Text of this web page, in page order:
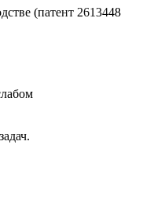
(патент 2613448